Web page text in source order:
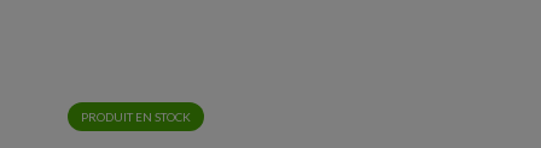
PRODUIT EN STOCK